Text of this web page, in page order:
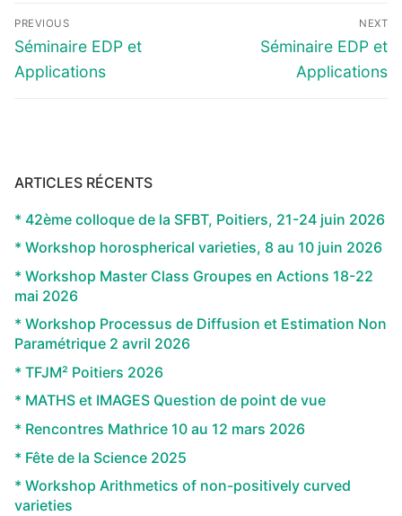
Navigation
de
l’article
PREVIOUS
Previous
post:
Séminaire EDP et
Applications
NEXT
Next
Séminaire EDP et
Applications
ARTICLES RÉCENTS
* 42ème colloque de la SFBT, Poitiers, 21-24 juin 2026
* Workshop horospherical varieties, 8 au 10 juin 2026
* Workshop Master Class Groupes en Actions 18-22
mai 2026
* Workshop Processus de Diffusion et Estimation Non
Paramétrique 2 avril 2026
* TFJM² Poitiers 2026
* MATHS et IMAGES Question de point de vue
* Rencontres Mathrice 10 au 12 mars 2026
* Fête de la Science 2025
* Workshop Arithmetics of non-positively curved
varieties